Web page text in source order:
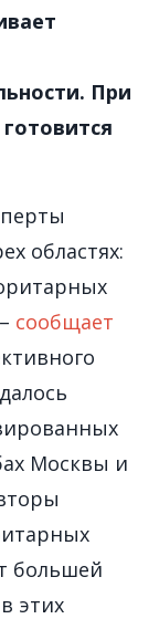
При
областях:
сообщает
Москвы и
большей
этих